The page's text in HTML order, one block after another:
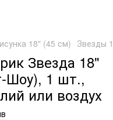
18" (45 см) Звезды
Звезда 18"
Шоу), 1 шт.,
или воздух